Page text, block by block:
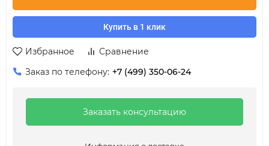
Купить в 1 клик
Избранное
Сравнение
Заказ по телефону: +7 (499) 350-06-24
Заказать консультацию